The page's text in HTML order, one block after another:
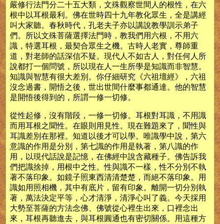
嚴修行法門分二十五大類，文殊觀察世間人的根性，在六
根中以耳根最利。佛在世時四十九年教化眾生，全是講經
叫大家聽。春秋時代，孔老夫子亦以講說教學訓示弟子
們。所以文殊菩薩選擇法門時，教我們用六根，不用六
識，特選耳根，最契合眾生之機。古時人老實，尊師重
道，對老師的話深信不疑。現代人不如古人，對任何人所
說都打一個問號，所以現在人一生所學是知識而非智慧。
知識與智慧有很大差別。你仔細研究《六祖壇經》，六祖
沒念過書，開悟之後，世出世間什麼事都通達。他的智慧
是開悟後得到的，所謂一修一切修。
從性起修，沒有階段，一修一切修。耳根對耳識，不用識
而用耳根之聞性。在眼則用見性。現在難題來了，聞性與
耳識差別在那裡。知道以後才可以學。唯識學中說，第六
意識的作用是分別，第七識的作用是執著，第八識的作
用，以現代話說是記憶，在佛經中說含藏種子。佛告訴我
們把識捨掉，用根中之性。性與識不一樣，性不分別不執
著不落印象。如鏡子照東西清清楚楚，而絕不落印象。用
識如用照相機，其中有底片，留有印象。離開一切分別執
著，萬法決定平等，心才清淨，清淨心叫了義。今天採用
大勢至菩薩的方法念佛、佛號從心裡生出來，口裡念出
來，耳根再聽進去，與耳根圓通也有密切關係。用這種方